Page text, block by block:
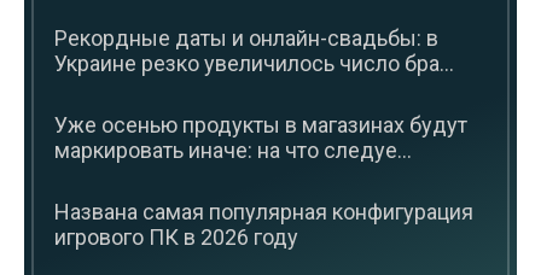
Рекордные даты и онлайн-свадьбы: в
Украине резко увеличилось число бра...
Уже осенью продукты в магазинах будут
маркировать иначе: на что следуе...
Названа самая популярная конфигурация
игрового ПК в 2026 году